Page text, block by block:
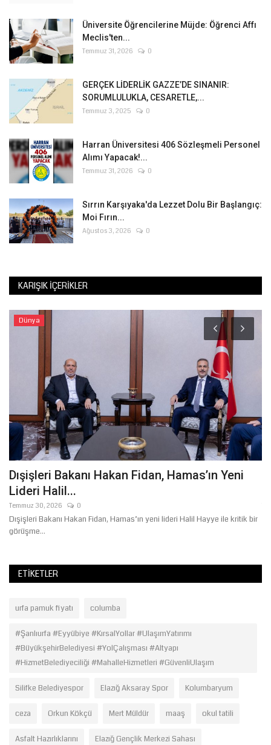
Üniversite Öğrencilerine Müjde: Öğrenci Affı
Meclis'ten...
Temmuz 31, 2026 0
GERÇEK LİDERLİK GAZZE’DE SINANIR:
SORUMLULUKLA, CESARETLE,...
Temmuz 3, 2025 0
Harran Üniversitesi 406 Sözleşmeli Personel
Alımı Yapacak!...
Temmuz 31, 2026 0
Sırrın Karşıyaka'da Lezzet Dolu Bir Başlangıç:
Moi Fırın...
Ağustos 3, 2026 0
KARIŞIK İÇERIKLER
Dünya
Dışişleri Bakanı Hakan Fidan, Hamas’ın Yeni
Lideri Halil...
Temmuz 30, 2026 0
Dışişleri Bakanı Hakan Fidan, Hamas’ın yeni lideri Halil Hayye ile kritik bir
görüşme...
ETIKETLER
urfa pamuk fiyatı columba
#Şanlıurfa #Eyyübiye #KırsalYollar #UlaşımYatırımı
#BüyükşehirBelediyesi #YolÇalışması #Altyapı
#HizmetBelediyeciliği #MahalleHizmetleri #GüvenliUlaşım
Silifke Belediyespor Elazığ Aksaray Spor Kolumbaryum
ceza Orkun Kökçü Mert Müldür maaş okul tatili
Asfalt Hazırlıklarını Elazığ Gençlik Merkezi Sahası